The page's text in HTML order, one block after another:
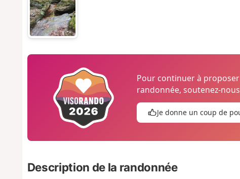
Pour continuer à
randonnée, soutenez-
Je donne un coup de
Description de la randonnée